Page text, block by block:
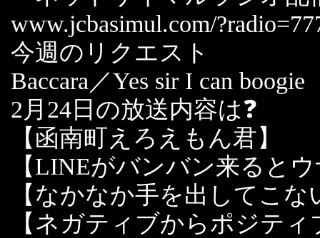
www.jcbasimul.com/
今週のリクエスト
Baccara／Yes sir I can boogie
2月24日の放送内容は❓
【函南町えろえもん君】
【LINEがバンバン来ると
【なかなか手を出してこな
【ネガティブからポジティ